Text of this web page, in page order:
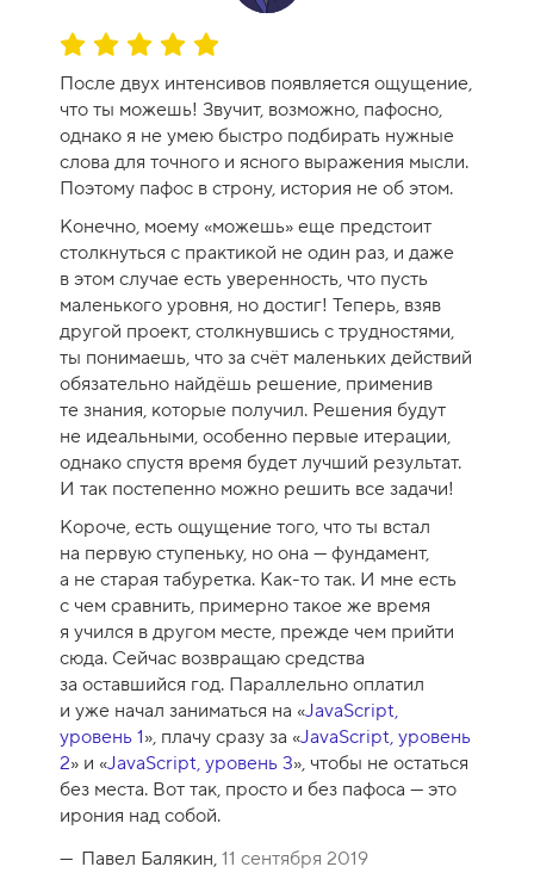
а
-
8
О
е
н
к
а
к
у
р
с
а
-
1
0
После двух интенсивов появляется ощущение,
что ты можешь! Звучит, возможно, пафосно,
однако я не умею быстро подбирать нужные
слова для точного и ясного выражения мысли.
Поэтому пафос в строну, история не об этом.
Конечно, моему «можешь» еще предстоит
столкнуться с практикой не один раз, и даже
в этом случае есть уверенность, что пусть
маленького уровня, но достиг! Теперь, взяв
другой проект, столкнувшись с трудностями,
ты понимаешь, что за счёт маленьких действий
обязательно найдёшь решение, применив
те знания, которые получил. Решения будут
не идеальными, особенно первые итерации,
однако спустя время будет лучший результат.
И так постепенно можно решить все задачи!
Короче, есть ощущение того, что ты встал
на первую ступеньку, но она — фундамент,
а не старая табуретка. Как-то так. И мне есть
с чем сравнить, примерно такое же время
я учился в другом месте, прежде чем прийти
сюда. Сейчас возвращаю средства
за оставшийся год. Параллельно оплатил
и уже начал заниматься на «JavaScript,
уровень 1», плачу сразу за «JavaScript, уровень
2» и «JavaScript, уровень 3», чтобы не остаться
без места. Вот так, просто и без пафоса — это
ирония над собой.
Павел Балякин, 11 сентября 2019